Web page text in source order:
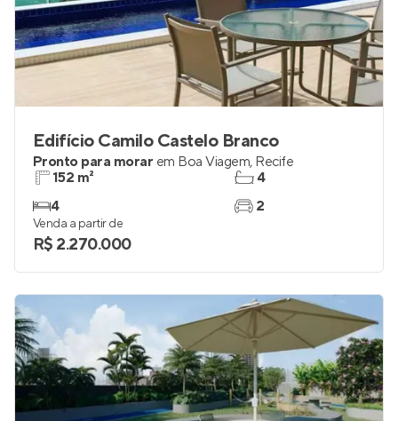
Edifício Camilo Castelo Branco
Pronto para morar em Boa Viagem, Recife
152 m²
4
4
2
Venda a partir de
R$ 2.270.000